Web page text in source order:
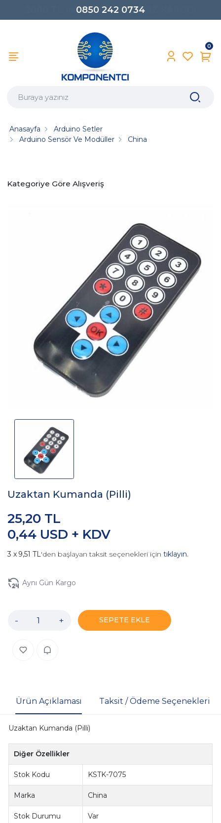
0850 242 0734
0
Anasayfa
Arduino Setler
Arduino Sensör Ve Modüller
China
Kategoriye Göre Alışveriş
Uzaktan Kumanda (Pilli)
0,44 USD + KDV
25,20 TL
9,51 TL'den başlayan taksit seçenekleri için tıklayın.
Aynı Gün Kargo
- + SEPETE EKLE
Ürün Açıklaması Taksit / Ödeme Seçenekleri
Uzaktan Kumanda (Pilli)
Diğer Özellikler
Stok Kodu KSTK-7075
Marka China
Stok Durumu Var